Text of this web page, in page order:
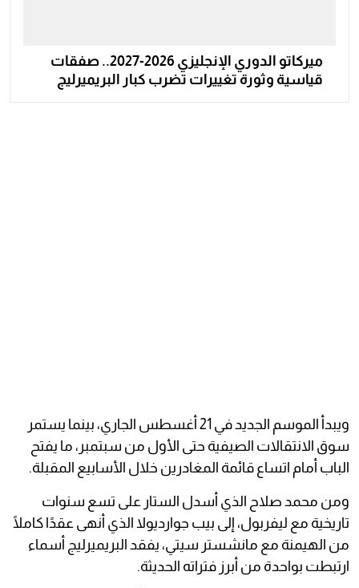
ميركاتو الدوري الإنجليزي 2026-2027.. صفقات
قياسية وثورة تغييرات تضرب كبار البريميرليج
ويبدأ الموسم الجديد في 21 أغسطس الجاري، بينما يستمر
سوق الانتقالات الصيفية حتى الأول من سبتمبر، ما يفتح
الباب أمام اتساع قائمة المغادرين خلال الأسابيع المقبلة.
ومن محمد صلاح الذي أسدل الستار على تسع سنوات
تاريخية مع ليفربول، إلى بيب جوارديولا الذي أنهى عقدًا كاملًا
من الهيمنة مع مانشستر سيتي، يفقد البريميرليج أسماء
ارتبطت بواحدة من أبرز فتراته الحديثة.